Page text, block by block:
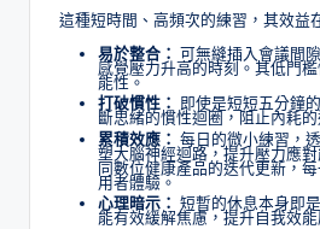
這種短時間、高頻次的練習，其效益
易於整合： 可無縫插入會議間
感覺壓力升高的時刻。其低門
能性。
打破慣性： 即使是短短五分鐘
斷思緒的慣性迴圈，阻止內耗
累積效應： 每日的微小練習，
塑大腦神經迴路，提升壓力應
同數位健康產品的迭代更新，
用者體驗。
心理暗示： 短暫的休息本身即
能有效緩解焦慮，提升自我效